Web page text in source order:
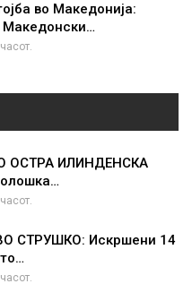
во Македонија:
Македонски…
ОСТРА ИЛИНДЕНСКА
СТРУШКО: Искршени 14